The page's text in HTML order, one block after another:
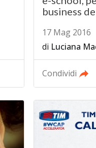
business
17 Mag 2016
di Luciana
Condividi